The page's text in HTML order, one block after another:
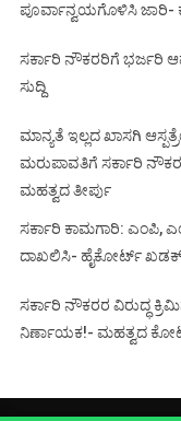
ಪೂರ್ವಾನ್ವಯಗೊಳಿಸಿ ಜಾರಿ-
ಸರ್ಕಾರಿ ನೌಕರರಿಗೆ ಭರ್ಜರಿ
ಸುದ್ದಿ
ಮಾನ್ಯತೆ ಇಲ್ಲದ ಖಾಸಗಿ
ಮರುಪಾವತಿಗೆ ಸರ್ಕಾರಿ
ಮಹತ್ವದ ತೀರ್ಪು
ಸರ್ಕಾರಿ ಕಾಮಗಾರಿ: ಎಂಪಿ,
ದಾಖಲಿಸಿ- ಹೈಕೋರ್ಟ್‌
ಸರ್ಕಾರಿ ನೌಕರರ ವಿರುದ್ಧ
ನಿರ್ಣಾಯಕ!- ಮಹತ್ವದ